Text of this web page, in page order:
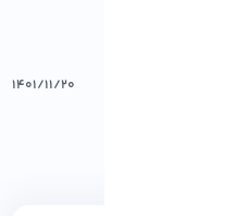
۱۴۰۱/۱۱/۲۰